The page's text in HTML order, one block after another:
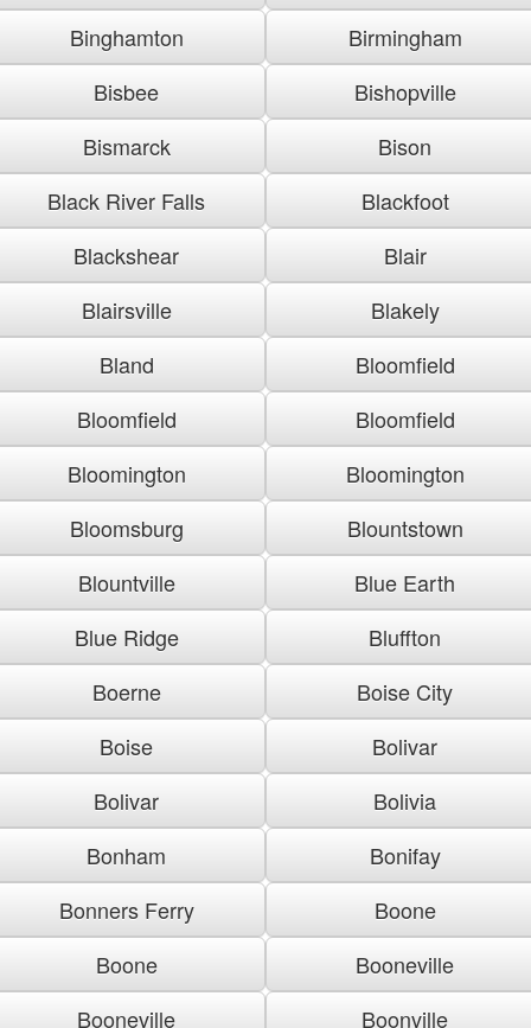
Binghamton
Birmingham
Bisbee
Bishopville
Bismarck
Bison
Black River Falls
Blackfoot
Blackshear
Blair
Blairsville
Blakely
Bland
Bloomfield
Bloomfield
Bloomfield
Bloomington
Bloomington
Bloomsburg
Blountstown
Blountville
Blue Earth
Blue Ridge
Bluffton
Boerne
Boise City
Boise
Bolivar
Bolivar
Bolivia
Bonham
Bonifay
Bonners Ferry
Boone
Boone
Booneville
Booneville
Boonville